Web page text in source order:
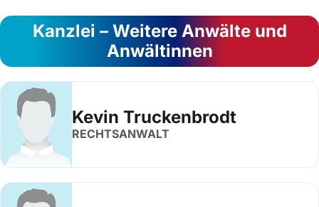
Kanzlei – Weitere Anwälte und
Anwältinnen
Kevin Truckenbrodt
RECHTSANWALT